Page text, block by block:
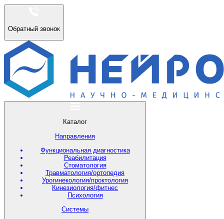
Обратный звонок
Каталог
Направления
Функциональная диагностика
Реабилитация
Стоматология
Травматология/ортопедия
Урогинекология/проктология
Кинезиология/фитнес
Психология
Системы